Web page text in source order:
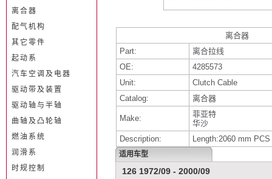
离合器
Part:
离合拉线
OE:
4285573
Unit:
Clutch Cable
Catalog:
离合器
Make:
菲亚特
华沙
Description:
Length:2060 mm PCS
适用车型
126 1972/09 - 2000/09
离合器
配气机构
其它零件
起动系
汽车空调及电器
驱动带及装置
驱动轴与半轴
曲轴及凸轮轴
燃油系统
润滑系
时规控制